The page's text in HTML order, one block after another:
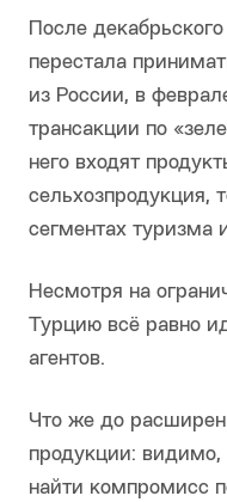
После
перестала
из России, в
трансакции по
него входят
сельхозпродукция,
сегментах туризма
Несмотря на
Турцию всё равно
агентов.
Что же до
продукции: видимо,
найти компромисс